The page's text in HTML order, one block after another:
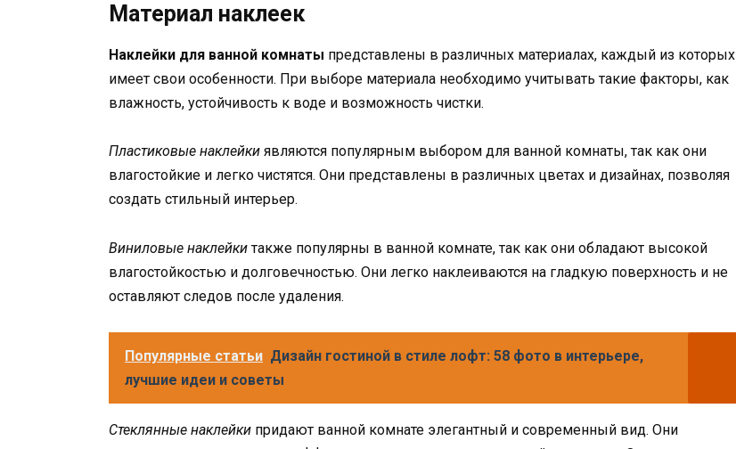
Материал наклеек
Наклейки для ванной комнаты представлены в различных материалах, каждый из которых
имеет свои особенности. При выборе материала необходимо учитывать такие факторы, как
влажность, устойчивость к воде и возможность чистки.
Пластиковые наклейки являются популярным выбором для ванной комнаты, так как они
влагостойкие и легко чистятся. Они представлены в различных цветах и дизайнах, позволяя
создать стильный интерьер.
Виниловые наклейки также популярны в ванной комнате, так как они обладают высокой
влагостойкостью и долговечностью. Они легко наклеиваются на гладкую поверхность и не
оставляют следов после удаления.
Популярные статьи Дизайн гостиной в стиле лофт: 58 фото в интерьере,
лучшие идеи и советы
Стеклянные наклейки придают ванной комнате элегантный и современный вид. Они